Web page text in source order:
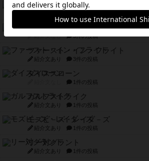
ドブル：ポケットモンスター
ジャンヌ・ダルク-オルレアン ドロ
紹介文なし 5件の投稿
ファースト・イン・フライト
紹介文あり 3件の投稿
ダイススローン
1件の投稿
ガルフストライク
紹介文あり 1件の投稿
モズビ－ズ・レイダ－ズ
紹介文あり 1件の投稿
リー対グラント
紹介文あり 1件の投稿